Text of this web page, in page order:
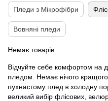
Пледи з Мікрофібри
Вовняні пледи
Немає товарів
Відчуйте себе комфортом на
пледом. Немає нічого
пухнастому плед в холодну
великий вибір флісових,